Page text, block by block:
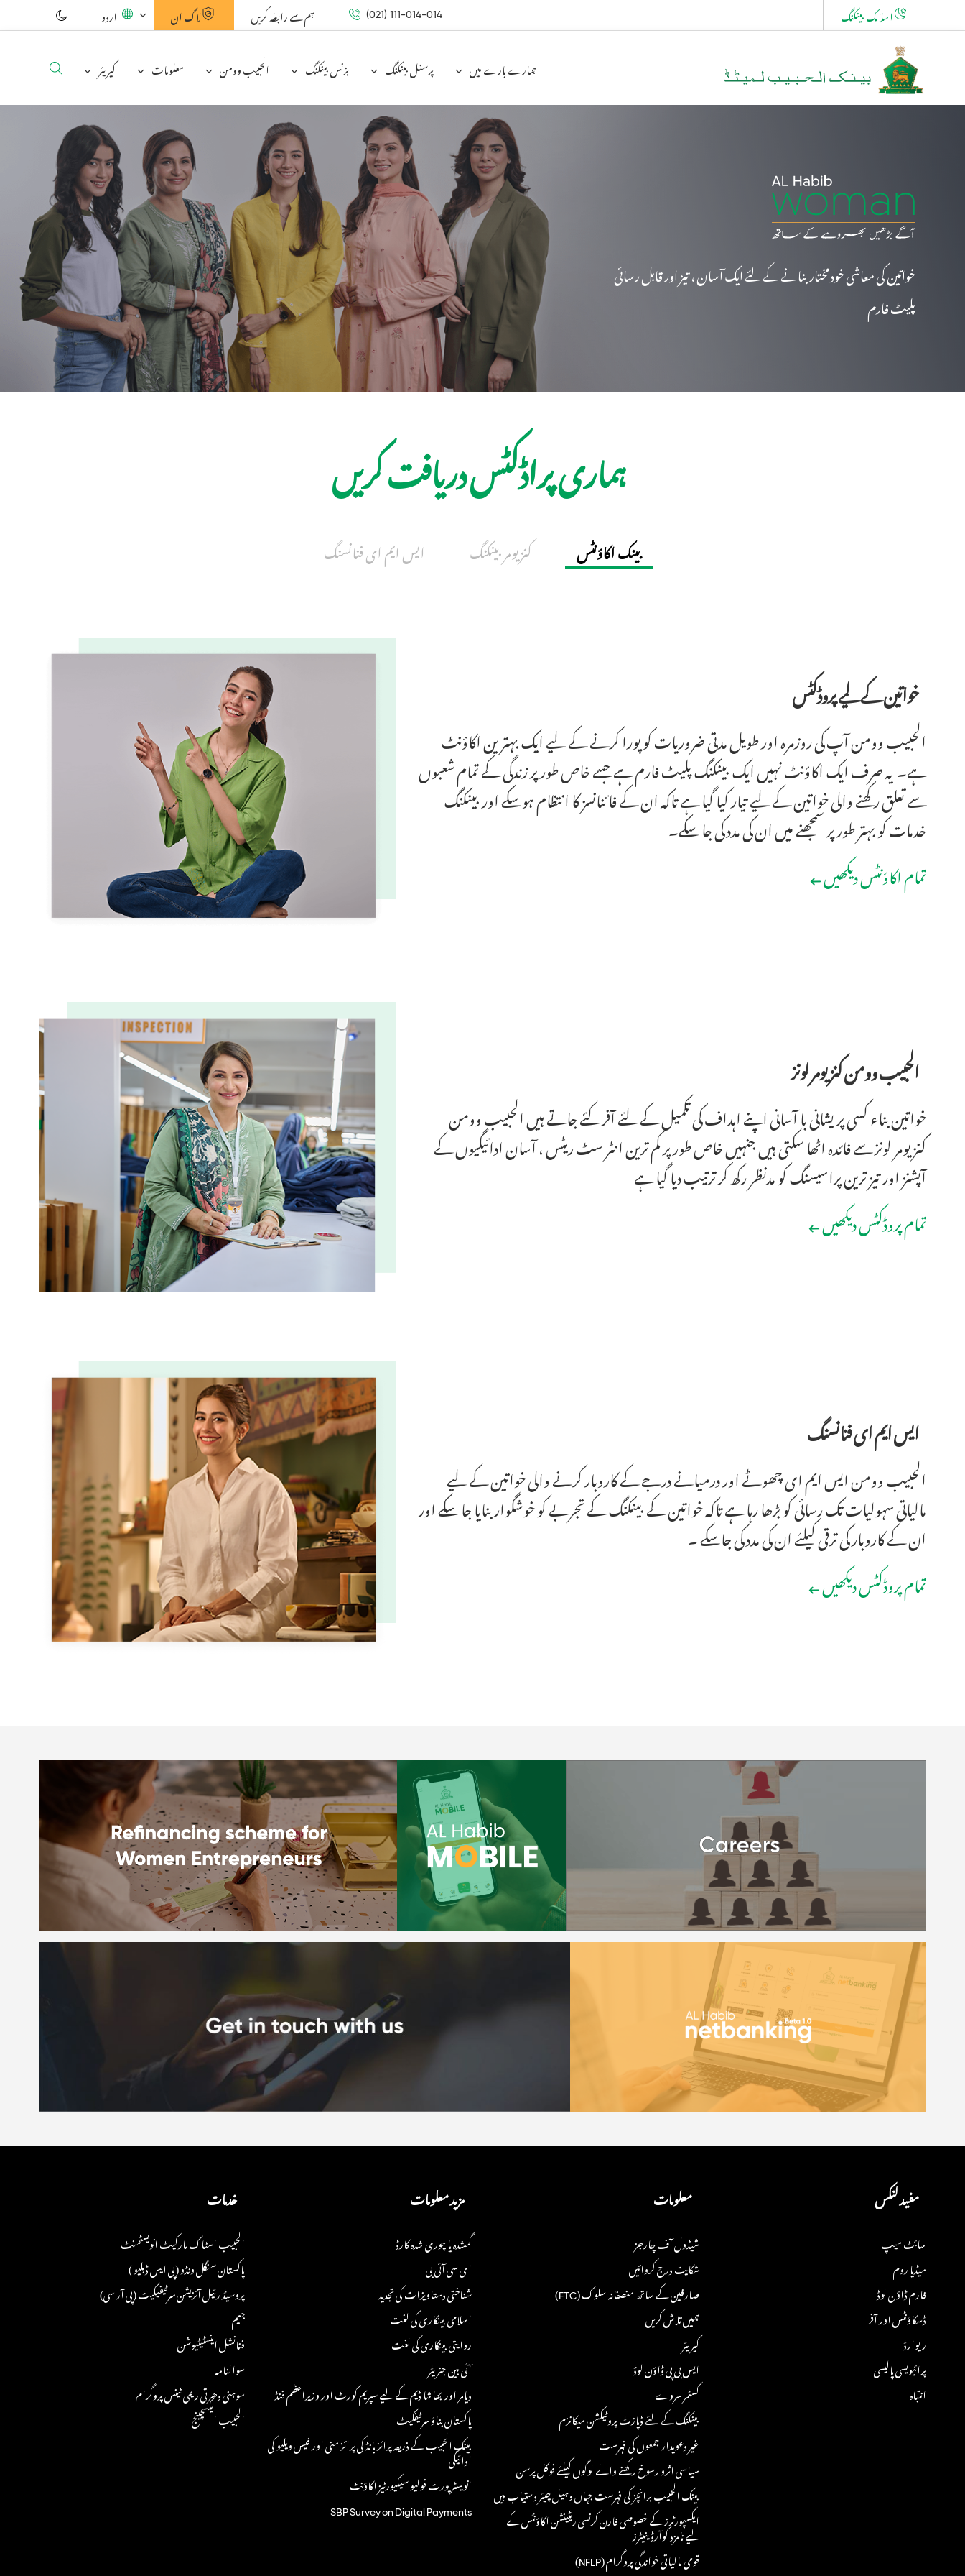
اسلامک بینکنگ (021) 111-014-014 ہم سے رابطہ کریں لاگ ان اردو
ہمارے بارے میں پرسنل بینکنگ بزنس بینکنگ الحبیب وومن معلومات کیریئر
خواتین کی معاشی خودمختار بنانے کے لئے ایک آسان ، تیز اور قابل رسائی
پلیٹ فارم
ہماری پراڈکٹس دریافت کریں
بینک اکاؤنٹس کنزیومر بینکنگ ایس ایم ای فنانسنگ
خواتین کے لیے پروڈکٹس
الحبیب وومن آپ کی روزمرہ اور طویل مدتی ضروریات کو پورا کرنے کے لیے ایک بہترین اکاؤنٹ
ہے۔ یہ صرف ایک اکاؤنٹ نہیں ایک بینکنگ پلیٹ فارم ہے جسے خاص طور پر زندگی کے تمام شعبوں
سے تعلق رکھنے والی خواتین کے لیے تیار کیا گیا ہے تاکہ ان کے فائنانسز کا انتظام ہوسکے اور بینکنگ
خدمات کو بہتر طور پر سمجھنے میں ان کی مدد کی جا سکے۔
تمام اکاؤنٹس دیکھیں
الحبیب وومن کنزیومر لونز
خواتین بناء کسی پر یشانی با آسانی اپنے اہداف کی تکمیل کے لئے آفر کئے جاتے ہیں الحبیب وومن
کنزیومر لونز سے فائدہ اٹھا سکتی ہیں جنہیں خاص طور پر کم ترین انٹر سٹ ریٹس ، آسان ادائیگیوں کے
آپشنز اور تیز ترین پراسیسنگ کو مدنظر رکھ کر ترتیب دیا گیا ہے
تمام پروڈکٹس دیکھیں
ایس ایم ای فنانسنگ
الحبیب وومن ایس ایم ای چھوٹے اور درمیانے درجے کے کاروبار کرنے والی خواتین کے لیے
مالیاتی سہولیات تک رسائی کو بڑھا رہا ہے تاکہ خواتین کے بینکنگ کے تجربے کو خوشگوار بنایا جا سکے اور
ان کے کاروبار کی ترقی کیلئے ان کی مدد کی جاسکے ۔
تمام پروڈکٹس دیکھیں
مفید لنکس
سائٹ میپ
میڈیا روم
فارم ڈاؤن لوڈ
ڈسکاؤنٹس اور آفر
ریوارڈ
پرائیویسی پالیسی
انتباہ
معلومات
شیڈول آف چارجز
شکایت درج کروائیں
صارفین کے ساتھ منصفانہ سلوک (FTC)
ہمیں تلاش کریں
کیریئر
ایس بی پی ڈاؤن لوڈ
کسٹمر سروے
بینکنگ کے لئے ڈپازٹ پروٹیکشن میکانزم
غیر دعویدار جمعوں کی فہرست
سیاسی اثرو رسوخ رکھنے والے لوگوں کیلئے فوکل پرسن
بینک الحبیب برانچز کی فہرست جہاں وہیل چیئر دستیاب ہیں
ایکسپورٹرز کے خصوصی فارن کرنسی ریٹینشن اکاؤنٹس کے
لیے نامزد کوآرڈینیٹرز
قومی مالیاتی خواندگی پروگرام (NFLP)
مزید معلومات
گمشدہ یا چوری شدہ کارڈ
ای سی آئی بی
شناختی دستاویزات کی تجدید
اسلامی بینکاری کی لغت
روایتی بینکاری کی لغت
آئی بین جنریٹر
دیامر اور بھاشا ڈیم کے لیے سپریم کورٹ اور وزیراعظم فنڈ
پاکستان بناؤ سرٹیفکیٹ
بینک الحبیب کے ذریعہ پرائز بانڈ کی پرائز منی اور فیس ویلیو کی
ادائیگی
انویسٹر پورٹ فولیو سیکیورٹیز اکاؤنٹ
SBP Survey on Digital Payments
خدمات
الحبیب اسٹاک مارکیٹ انویسٹمنٹ
پاکستان سنگل ونڈو (پی ایس ڈبلیو )
پروسیڈ رئیل آئزیشن سرٹیفیکیٹ (پی آر سی)
جیم
فنانشل اینسٹیٹیوشن
سوالنامہ
سوہنی دھرتی ریمی ٹینس پروگرام
الحبیب ایکسچینج